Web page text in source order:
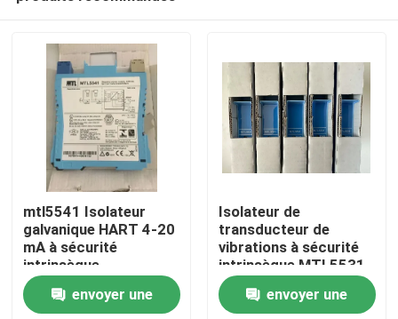
À la maison
mtl5541 Isolateur
galvanique HART 4-20
mA à sécurité
intrinsèque
envoyer une
Isolateur de
transducteur de
vibrations à sécurité
intrinsèque MTL5531
envoyer une